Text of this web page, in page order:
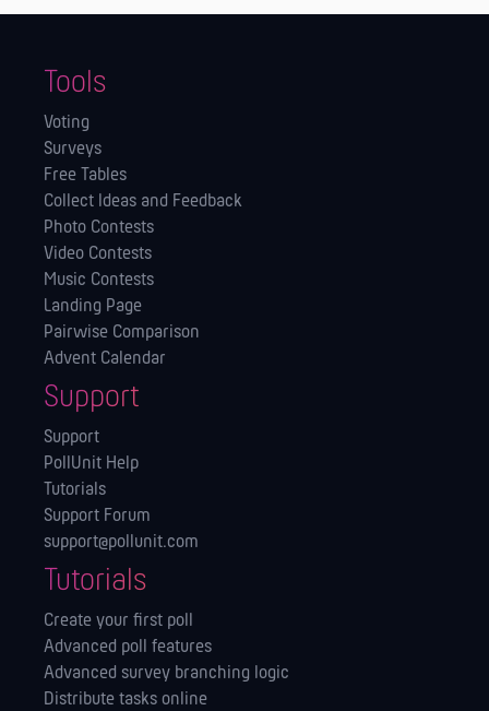
Tools
Voting
Surveys
Free Tables
Collect Ideas and Feedback
Photo Contests
Video Contests
Music Contests
Landing Page
Pairwise Comparison
Advent Calendar
Support
Support
PollUnit Help
Tutorials
Support Forum
support@pollunit.com
Tutorials
Create your first poll
Advanced poll features
Advanced survey branching logic
Distribute tasks online